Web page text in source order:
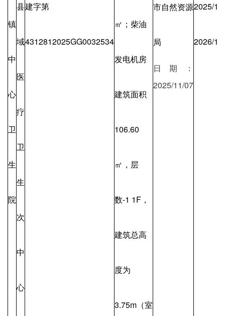
镇
中
心
卫
生
院
县
域
医
疗
卫
生
次
中
心
建字第
4312812025GG0032534
㎡；柴油
发电机房
建筑面积
106.60
㎡，层
数-1 1F，
建筑总高
度为
3.75m（室
市自然资源
局
日期：
2025/11/07
2025/
2026/